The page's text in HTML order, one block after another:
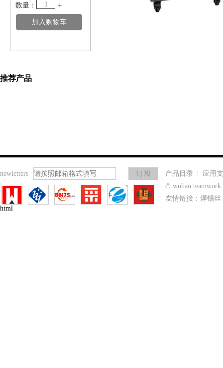
数量：
1 +
推荐产品
newletters 产品目录
应用
© wuhan
友情链接： 焊锡丝
html